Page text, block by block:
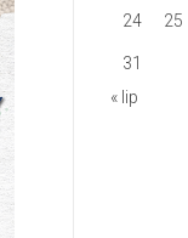
24 25
31
« lip